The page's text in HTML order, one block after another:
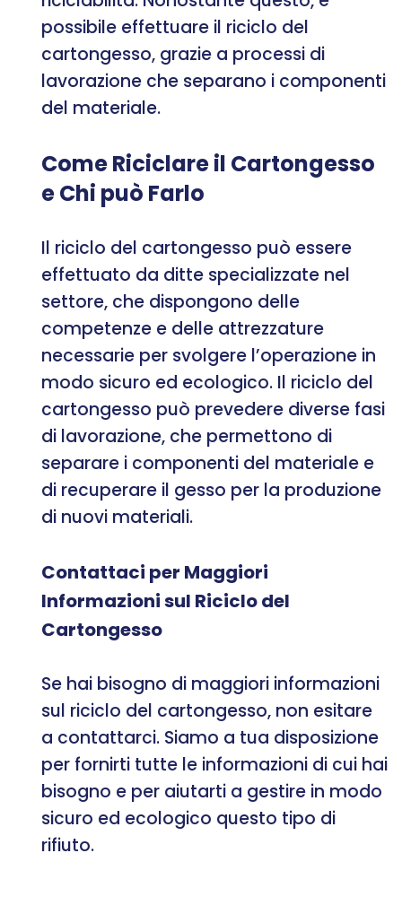
possibile effettuare il riciclo del
cartongesso, grazie a processi di
lavorazione che separano i componenti
del materiale.
Come Riciclare il Cartongesso
e Chi può Farlo
Il riciclo del cartongesso può essere
effettuato da ditte specializzate nel
settore, che dispongono delle
competenze e delle attrezzature
necessarie per svolgere l’operazione in
modo sicuro ed ecologico. Il riciclo del
cartongesso può prevedere diverse fasi
di lavorazione, che permettono di
separare i componenti del materiale e
di recuperare il gesso per la produzione
di nuovi materiali.
Contattaci per Maggiori
Informazioni sul Riciclo del
Cartongesso
Se hai bisogno di maggiori informazioni
sul riciclo del cartongesso, non esitare
a contattarci. Siamo a tua disposizione
per fornirti tutte le informazioni di cui hai
bisogno e per aiutarti a gestire in modo
sicuro ed ecologico questo tipo di
rifiuto.